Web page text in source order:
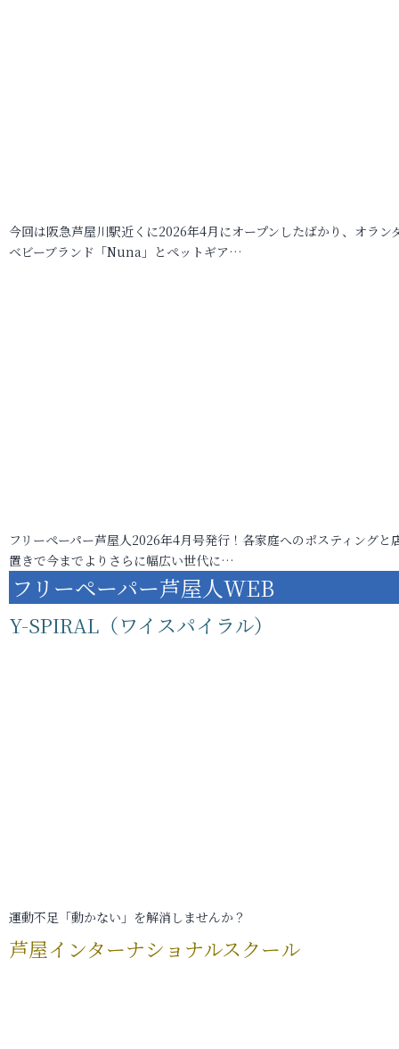
今回は阪急芦屋川駅近くに2026年4月にオープンしたばかり、オラン
ベビーブランド「Nuna」とペットギア…
フリーペーパー芦屋人2026年4月号発行！各家庭へのポスティングと
置きで今までよりさらに幅広い世代に…
フリーペーパー芦屋人WEB
Y-SPIRAL（ワイスパイラル）
運動不足「動かない」を解消しませんか？
芦屋インターナショナルスクール